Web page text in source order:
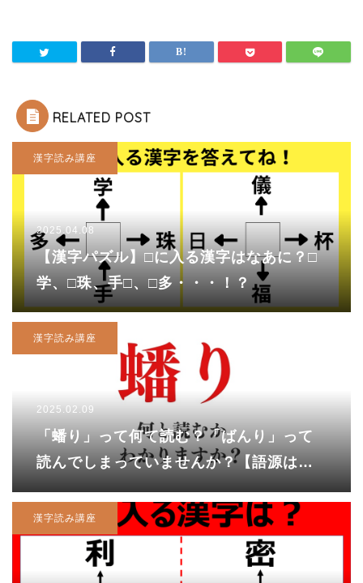
RELATED POST
漢字読み講座
2025.04.08
【漢字パズル】□に入る漢字はなあに？□
学、□珠、手□、□多・・・！？
漢字読み講座
2025.02.09
「蟠り」って何て読む？「ばんり」って
読んでしまっていませんか？【語源はヘ
ビ！？】
漢字読み講座